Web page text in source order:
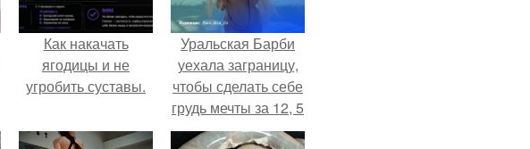
Как накачать
ягодицы и не
угробить суставы.
Уральская Барби
уехала заграницу,
чтобы сделать себе
грудь мечты за 12, 5
тыс.